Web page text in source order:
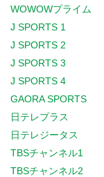
WOWOWプライム
J SPORTS 1
J SPORTS 2
J SPORTS 3
J SPORTS 4
GAORA SPORTS
日テレプラス
日テレジータス
TBSチャンネル1
TBSチャンネル2